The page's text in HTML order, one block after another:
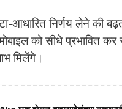
निर्णय लेने की
को सीधे प्रभावित
मिलेंगे।